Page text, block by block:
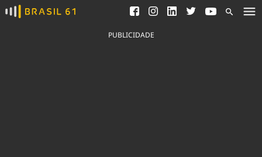
Ver todas as notícias
Saneamento
Indicadores
PUBLICIDADE